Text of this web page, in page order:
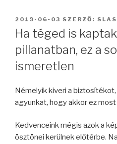
BEKÜLDVE:
2019-06-03 SZERZŐ:
Ha téged is
pillanatban, ez a
ismeretlen
Némelyik kiveri a
agyunkat, hogy akkor ez most
Kedvenceink mégis azok a
ösztönei kerülnek előtérbe.